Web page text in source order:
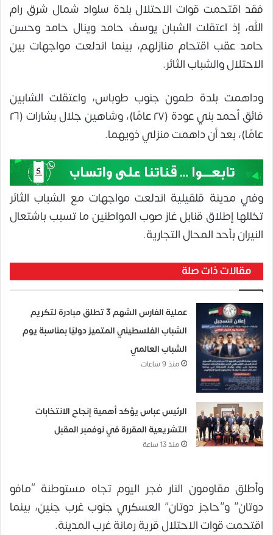
فقد اقتحمت قوات الاحتلال بلدة سلواد شمال شرق رام
الله، إذ اعتقلت الشبان يوسف حامد وينال حامد وحسن
حامد عقب اقتحام منازلهم، بينما اندلعت مواجهات بين
الاحتلال والشباب الثائر.
وداهمت بلدة طمون جنوب طوباس، واعتقلت الشابين
فائق أحمد بني عودة (٢٧ عامًا)، وشاهين جلال بشارات (٢٦
عامًا)، بعد أن داهمت منزلي ذويهما.
وفي مدينة قلقيلية اندلعت مواجهات مع الشباب الثائر
تخللها إطلاق قنابل غاز صوب المواطنين ما تسبب باشتعال
النيران بأحد المحال التجارية.
مقالات ذات صلة
عملية الفارس الشهم 3 تطلق مبادرة لتكريم
الشباب الفلسطيني المتميز دوليًا بمناسبة يوم
الشباب العالمي
منذ 9 ساعات
الرئيس عباس يؤكد أهمية إنجاح الانتخابات
التشريعية المقررة في نوفمبر المقبل
منذ 13 ساعة
وأطلق مقاومون النار فجر اليوم تجاه مستوطنة “مافو
دوتان” و”حاجز دوتان” العسكري جنوب غرب جنين، بينما
اقتحمت قوات الاحتلال قرية رمانة غرب المدينة.